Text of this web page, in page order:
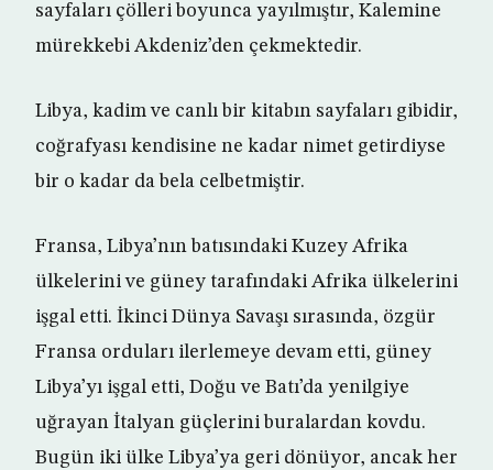
sayfaları çölleri boyunca yayılmıştır, Kalemine
mürekkebi Akdeniz’den çekmektedir.
Libya, kadim ve canlı bir kitabın sayfaları gibidir,
coğrafyası kendisine ne kadar nimet getirdiyse
bir o kadar da bela celbetmiştir.
Fransa, Libya’nın batısındaki Kuzey Afrika
ülkelerini ve güney tarafındaki Afrika ülkelerini
işgal etti. İkinci Dünya Savaşı sırasında, özgür
Fransa orduları ilerlemeye devam etti, güney
Libya’yı işgal etti, Doğu ve Batı’da yenilgiye
uğrayan İtalyan güçlerini buralardan kovdu.
Bugün iki ülke Libya’ya geri dönüyor, ancak her